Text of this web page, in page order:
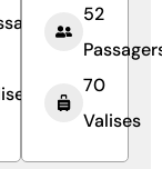
52
70
Valises